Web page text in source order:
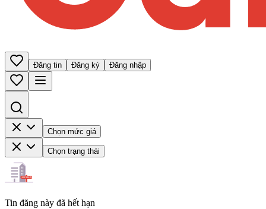
Đăng tin Đăng ký Đăng nhập
Chọn mức giá
Chọn trạng thái
Tin đăng này đã hết hạn